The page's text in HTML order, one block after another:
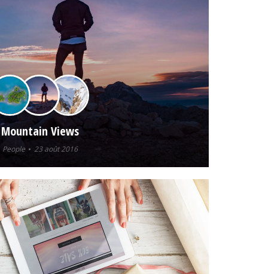
Mountain Views
People 23 août 2016